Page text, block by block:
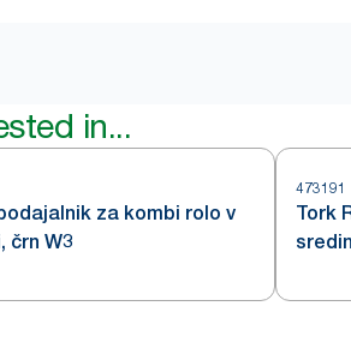
in...
za kombi rolo v
črn W3
473191
Tork